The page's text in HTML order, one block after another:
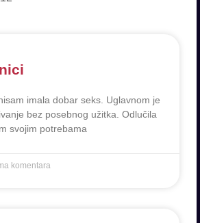
imala dobar seks. Uglavnom je
bez posebnog užitka. Odlučila
svojim potrebama
komentara